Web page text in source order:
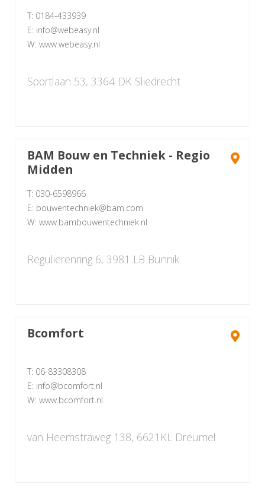
T: 0184-433939
E: info@webeasy.nl
W: www.webeasy.nl
Sportlaan 53, 3364 DK Sliedrecht
BAM Bouw en Techniek - Regio
Midden
T: 030-6598966
E: bouwentechniek@bam.com
W: www.bambouwentechniek.nl
Regulierenring 6, 3981 LB Bunnik
Bcomfort
T: 06-83308308
E: info@bcomfort.nl
W: www.bcomfort.nl
van Heemstraweg 138, 6621KL Dreumel